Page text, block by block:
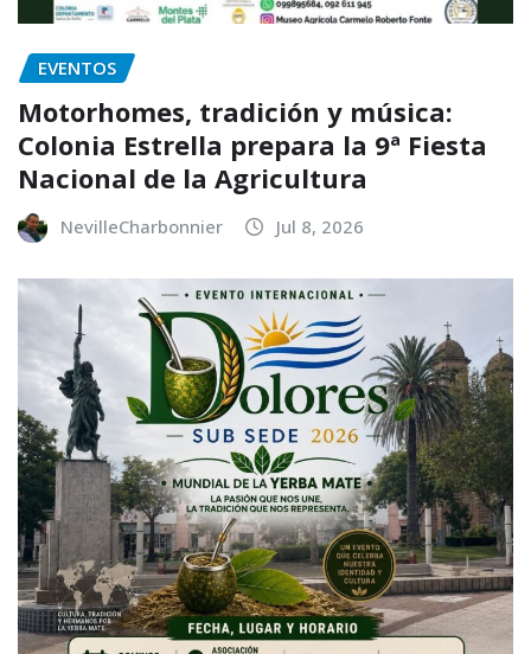
EVENTOS
Motorhomes, tradición y música:
Colonia Estrella prepara la 9ª Fiesta
Nacional de la Agricultura
NevilleCharbonnier Jul 8, 2026